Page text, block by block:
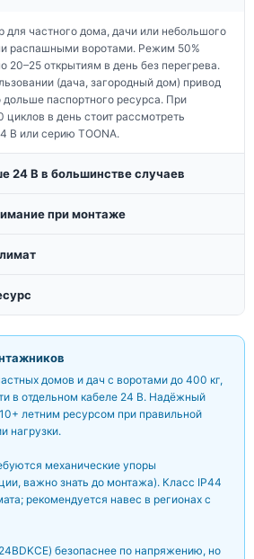
для частного дома, дачи или небольшого
распашными воротами. Режим 50%
20–25 открытиям в день без перегрева.
(дача, загородный дом) привод
дольше паспортного ресурса. При
циклов в день стоит рассмотреть
В или серию TOONA.
24 В в большинстве случаев
при монтаже
домов и дач с воротами до 400 кг,
в отдельном кабеле 24 В. Надёжный
летним ресурсом при правильной
нагрузки.
механические упоры
важно знать до монтажа). Класс IP44
рекомендуется навес в регионах с
безопаснее по напряжению, но